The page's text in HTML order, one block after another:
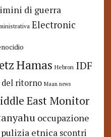
di guerra
Electronic
Hamas Hebron IDF
del ritorno Maan news
East Monitor
occupazione
pulizia etnica scontri